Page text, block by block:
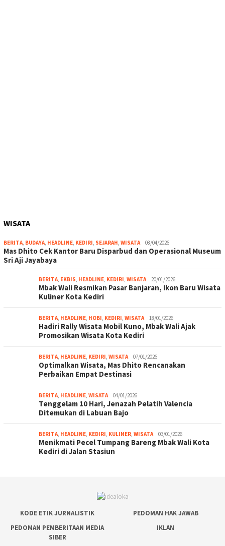
WISATA
BERITA, BUDAYA, HEADLINE, KEDIRI, SEJARAH, WISATA 08/04/2026
Mas Dhito Cek Kantor Baru Disparbud dan Operasional Museum
Sri Aji Jayabaya
BERITA, EKBIS, HEADLINE, KEDIRI, WISATA 20/01/2026
Mbak Wali Resmikan Pasar Banjaran, Ikon Baru Wisata
Kuliner Kota Kediri
BERITA, HEADLINE, HOBI, KEDIRI, WISATA 18/01/2026
Hadiri Rally Wisata Mobil Kuno, Mbak Wali Ajak
Promosikan Wisata Kota Kediri
BERITA, HEADLINE, KEDIRI, WISATA 07/01/2026
Optimalkan Wisata, Mas Dhito Rencanakan
Perbaikan Empat Destinasi
BERITA, HEADLINE, WISATA 04/01/2026
Tenggelam 10 Hari, Jenazah Pelatih Valencia
Ditemukan di Labuan Bajo
BERITA, HEADLINE, KEDIRI, KULINER, WISATA 03/01/2026
Menikmati Pecel Tumpang Bareng Mbak Wali Kota
Kediri di Jalan Stasiun
KODE ETIK JURNALISTIK
PEDOMAN HAK JAWAB
PEDOMAN PEMBERITAAN MEDIA
SIBER
IKLAN